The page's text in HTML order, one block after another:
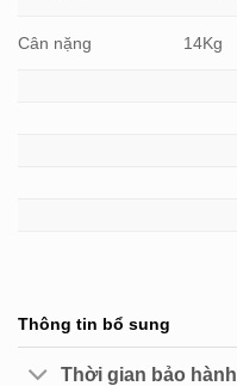
Cân nặng 14Kg
Thông tin bổ sung
Thời gian bảo hành